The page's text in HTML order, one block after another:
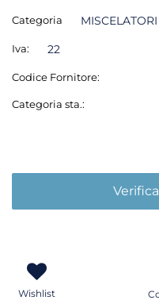
Categoria
Iva: 22
Codice Fornitore:
Categoria sta.:
Wishlist